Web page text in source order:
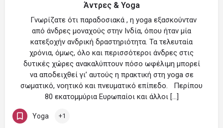
Άντρες & Yoga
Γνωρίζατε ότι παραδοσιακά , η yoga εξασκούνταν
από άνδρες μοναχούς στην Ινδία, όπου ήταν μία
κατεξοχήν ανδρική δραστηριότητα. Τα τελευταία
χρόνια, όμως, όλο και περισσότεροι άνδρες στις
δυτικές χώρες ανακαλύπτουν πόσο ωφέλιμη μπορεί
να αποδειχθεί γι’ αυτούς η πρακτική στη yoga σε
σωματικό, νοητικό και πνευματικό επίπεδο. Περίπου
80 εκατομμύρια Ευρωπαίοι και άλλοι […]
Yoga +1